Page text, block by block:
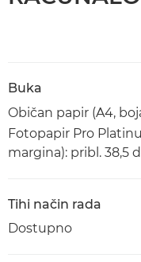
Buka
Običan papir (A4,
Fotopapir Pro
margina): pribl. 38,5
Tihi način rada
Dostupno